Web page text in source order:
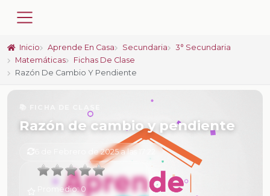
Inicio Aprende En Casa Secundaria
3° Secundaria
Matemáticas
Fichas De Clase
Razón De Cambio Y Pendiente
Razón de cambio y pendiente
6 de Febrero de 2025 a las 17:22
Promedio:0